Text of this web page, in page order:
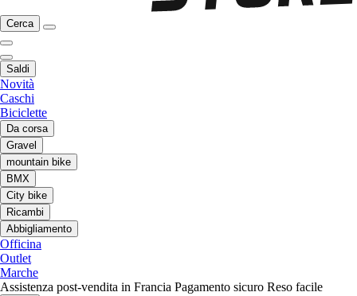
Cerca
Saldi
Novità
Caschi
Biciclette
Da corsa
Gravel
mountain bike
BMX
City bike
Ricambi
Abbigliamento
Officina
Outlet
Marche
Assistenza post-vendita in Francia Pagamento sicuro Reso facile